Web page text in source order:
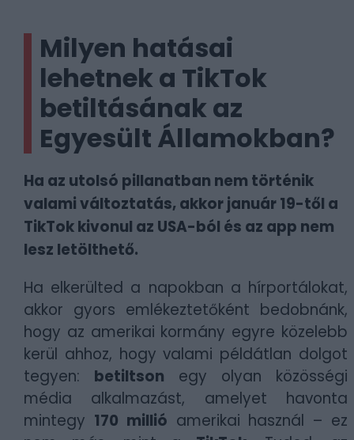
Milyen hatásai
lehetnek a TikTok
betiltásának az
Egyesült Államokban?
Ha az utolsó pillanatban nem történik
valami változtatás, akkor január 19-től a
TikTok kivonul az USA-ból és az app nem
lesz letölthető.
Ha elkerülted a napokban a hírportálokat,
akkor gyors emlékeztetőként bedobnánk,
hogy az amerikai kormány egyre közelebb
kerül ahhoz, hogy valami példátlan dolgot
tegyen: betiltson egy olyan közösségi
média alkalmazást, amelyet havonta
mintegy 170 millió amerikai használ – ez